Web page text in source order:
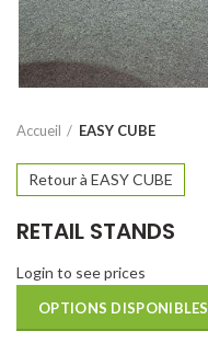
Accueil EASY CUBE
Retour à EASY CUBE
RETAIL STANDS
Login to see prices
OPTIONS DISPONIBLES